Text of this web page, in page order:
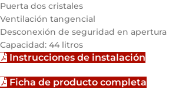
Puerta dos cristales
Ventilación tangencial
Desconexión de seguridad en
Capacidad: 44 litros
Instrucciones de instalación
Ficha de producto completa